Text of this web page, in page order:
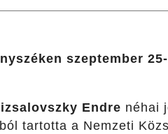
szeptember
Endre néhai
tartotta a Nemzeti